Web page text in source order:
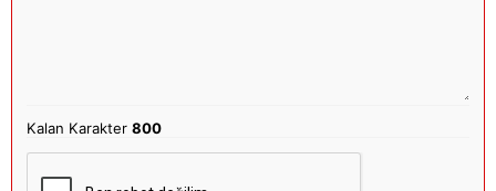
Kalan Karakter800